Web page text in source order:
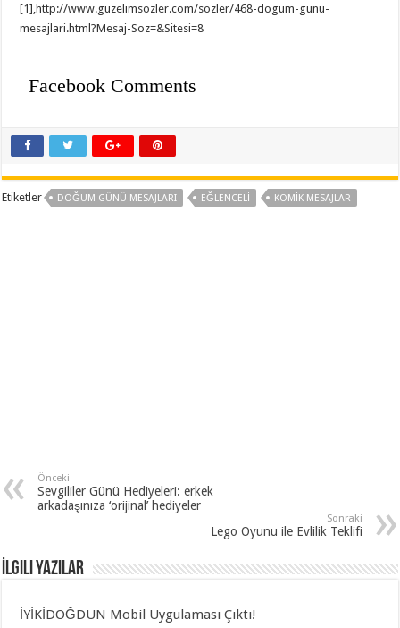
[1],http://www.guzelimsozler.com/sozler/468-dogum-gunu-
mesajlari.html?Mesaj-Soz=&Sitesi=8
Facebook Comments
Etiketler DOĞUM GÜNÜ MESAJLARI EĞLENCELI KOMIK MESAJLAR
Önceki
Sevgililer Günü Hediyeleri: erkek
arkadaşınıza ‘orijinal’ hediyeler
Sonraki
Lego Oyunu ile Evlilik Teklifi
İlgili Yazılar
İYİKİDOĞDUN Mobil Uygulaması Çıktı!